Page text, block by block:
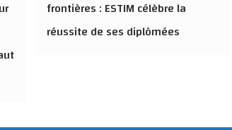
frontières : ESTIM célèbre la
réussite de ses diplômées